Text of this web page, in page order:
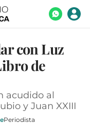
con Luz
de
acudido al
y Juan XXIII
Periodista